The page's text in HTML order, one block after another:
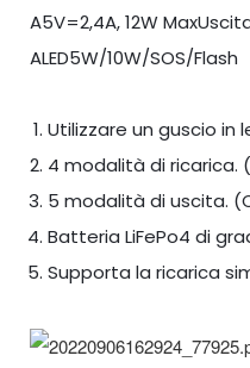
A5V=2,4A, 12W
ALED5W/10W/SOS/Flash
Utilizzare un guscio in
4 modalità di ricarica.
5 modalità di uscita.
Batteria LiFePo4 di
Supporta la ricarica